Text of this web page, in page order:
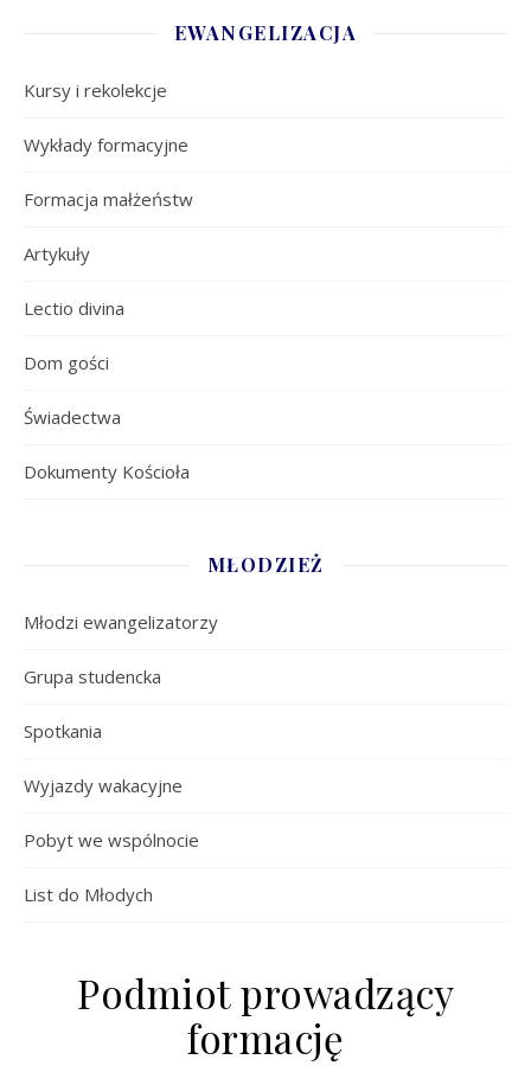
EWANGELIZACJA
Kursy i rekolekcje
Wykłady formacyjne
Formacja małżeństw
Artykuły
Lectio divina
Dom gości
Świadectwa
Dokumenty Kościoła
MŁODZIEŻ
Młodzi ewangelizatorzy
Grupa studencka
Spotkania
Wyjazdy wakacyjne
Pobyt we wspólnocie
List do Młodych
Podmiot prowadzący
formację